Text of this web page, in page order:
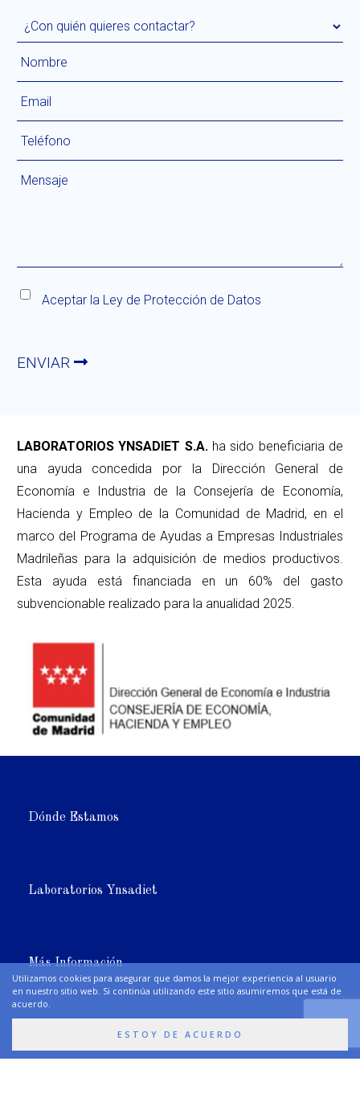
Utilizamos cookies para asegurar que damos la mejor experiencia al usuario
en nuestro sitio web. Si continúa utilizando este sitio asumiremos que está de
acuerdo.
ESTOY DE ACUERDO
Aceptar la Ley de Protección de Datos
ENVIAR
LABORATORIOS YNSADIET S.A. ha sido beneficiaria de
una ayuda concedida por la Dirección General de
Economía e Industria de la Consejería de Economía,
Hacienda y Empleo de la Comunidad de Madrid, en el
marco del Programa de Ayudas a Empresas Industriales
Madrileñas para la adquisición de medios productivos.
Esta ayuda está financiada en un 60% del gasto
subvencionable realizado para la anualidad 2025.
Dónde Estamos
Laboratorios Ynsadiet
Más Información